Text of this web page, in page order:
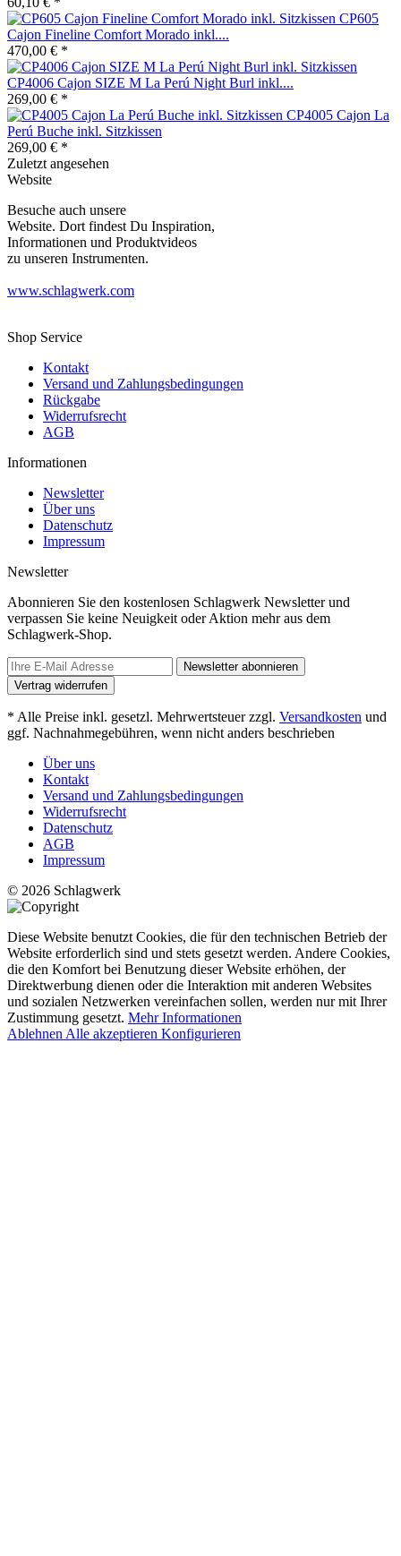
CP605
Cajon Fineline Comfort Morado inkl....
470,00 € *
CP4006 Cajon SIZE M La Perú Night Burl inkl....
269,00 € *
CP4005 Cajon La
Perú Buche inkl. Sitzkissen
269,00 € *
Zuletzt angesehen
Website
Besuche auch unsere
Website. Dort findest Du Inspiration,
Informationen und Produktvideos
zu unseren Instrumenten.
www.schlagwerk.com
Shop Service
Kontakt
Versand und Zahlungsbedingungen
Rückgabe
Widerrufsrecht
AGB
Informationen
Newsletter
Über uns
Datenschutz
Impressum
Newsletter
Abonnieren Sie den kostenlosen Schlagwerk Newsletter und
verpassen Sie keine Neuigkeit oder Aktion mehr aus dem
Schlagwerk-Shop.
Newsletter abonnieren
Vertrag widerrufen
* Alle Preise inkl. gesetzl. Mehrwertsteuer zzgl. Versandkosten und
ggf. Nachnahmegebühren, wenn nicht anders beschrieben
Über uns
Kontakt
Versand und Zahlungsbedingungen
Widerrufsrecht
Datenschutz
AGB
Impressum
© 2026 Schlagwerk
Diese Website benutzt Cookies, die für den technischen Betrieb der
Website erforderlich sind und stets gesetzt werden. Andere Cookies,
die den Komfort bei Benutzung dieser Website erhöhen, der
Direktwerbung dienen oder die Interaktion mit anderen Websites
und sozialen Netzwerken vereinfachen sollen, werden nur mit Ihrer
Zustimmung gesetzt. Mehr Informationen
Ablehnen Alle akzeptieren Konfigurieren